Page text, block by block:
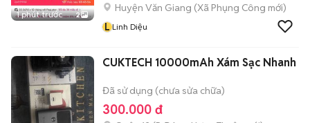
1 phút trước 2
Huyện Văn Giang (Xã Phụng Công mới)
L Linh Diệu
CUKTECH 10000mAh Xám Sạc Nhanh
Đã sử dụng (chưa sửa chữa)
300.000 đ